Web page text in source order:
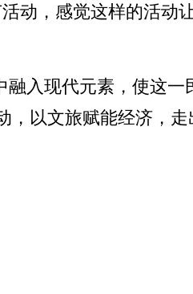
动，感觉这样的活动
入现代元素，使这
以文旅赋能经济，